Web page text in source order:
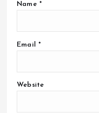
Name *
Email *
Website